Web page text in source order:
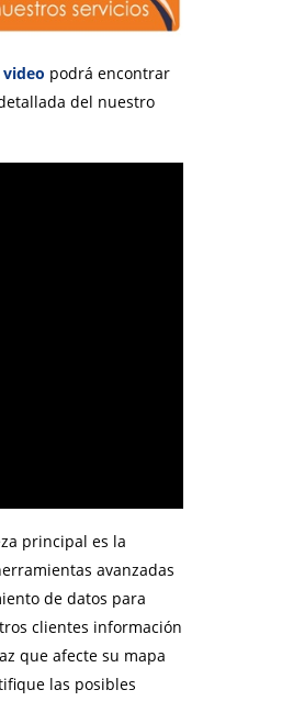
video podrá encontrar
del nuestro
principal es la
avanzadas
de datos para
clientes información
que afecte su mapa
las posibles